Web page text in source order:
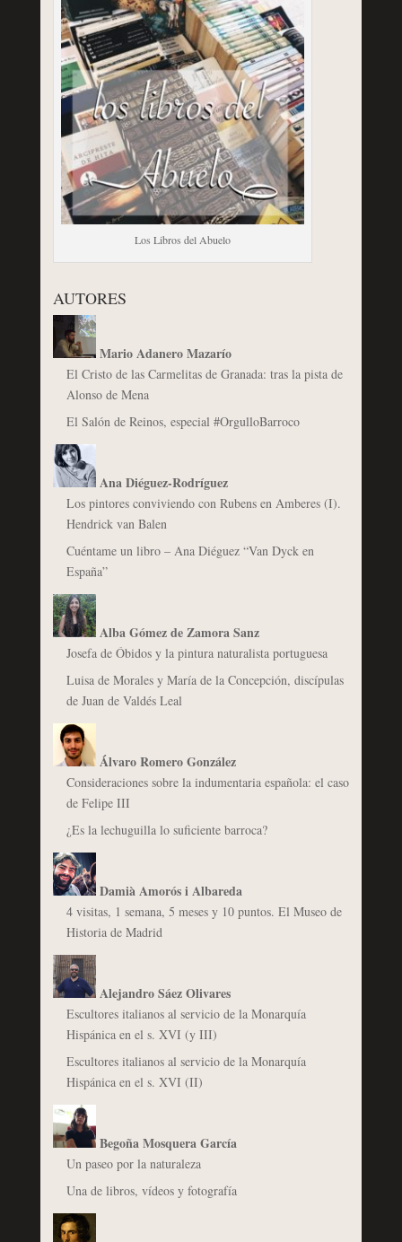
Los Libros del Abuelo
AUTORES
Mario Adanero Mazarío
El Cristo de las Carmelitas de Granada: tras la pista de
Alonso de Mena
El Salón de Reinos, especial #OrgulloBarroco
Ana Diéguez-Rodríguez
Los pintores conviviendo con Rubens en Amberes (I).
Hendrick van Balen
Cuéntame un libro – Ana Diéguez “Van Dyck en
España”
Alba Gómez de Zamora Sanz
Josefa de Óbidos y la pintura naturalista portuguesa
Luisa de Morales y María de la Concepción, discípulas
de Juan de Valdés Leal
Álvaro Romero González
Consideraciones sobre la indumentaria española: el caso
de Felipe III
¿Es la lechuguilla lo suficiente barroca?
Damià Amorós i Albareda
4 visitas, 1 semana, 5 meses y 10 puntos. El Museo de
Historia de Madrid
Alejandro Sáez Olivares
Escultores italianos al servicio de la Monarquía
Hispánica en el s. XVI (y III)
Escultores italianos al servicio de la Monarquía
Hispánica en el s. XVI (II)
Begoña Mosquera García
Un paseo por la naturaleza
Una de libros, vídeos y fotografía